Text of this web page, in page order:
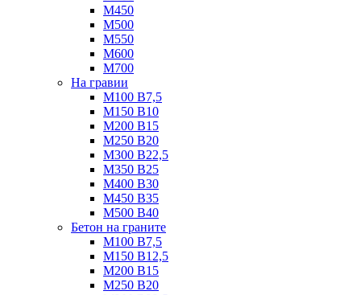
М450
М500
М550
М600
М700
На гравии
М100 B7,5
М150 B10
М200 B15
М250 B20
М300 B22,5
М350 B25
М400 B30
М450 B35
М500 B40
Бетон на граните
М100 B7,5
М150 B12,5
М200 B15
М250 B20